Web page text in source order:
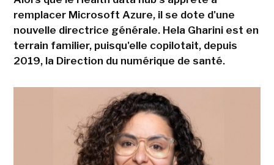
remplacer Microsoft Azure, il se dote d'une
nouvelle directrice générale. Hela Gharini est en
terrain familier, puisqu'elle copilotait, depuis
2019, la Direction du numérique de santé.